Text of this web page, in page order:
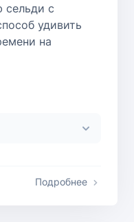
сельди с
удивить
на
Подробнее